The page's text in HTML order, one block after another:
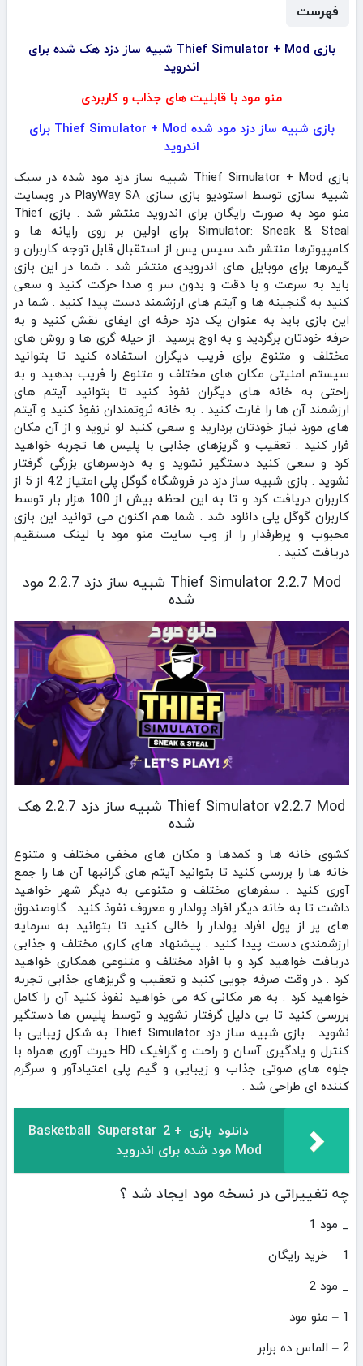
فهرست
بازی Thief Simulator + Mod شبیه ساز دزد هک شده برای
اندروید
منو مود با قابلیت های جذاب و کاربردی
بازی شبیه ساز دزد مود شده Thief Simulator + Mod برای
اندروید
بازی Thief Simulator + Mod شبیه ساز دزد مود شده در سبک
شبیه سازی توسط استودیو بازی سازی PlayWay SA در وبسایت
منو مود به صورت رایگان برای اندروید منتشر شد . بازی Thief
Simulator: Sneak & Steal برای اولین بر روی رایانه ها و
کامپیوترها منتشر شد سپس پس از استقبال قابل توجه کاربران و
گیمرها برای موبایل های اندرویدی منتشر شد . شما در این بازی
باید به سرعت و با دقت و بدون سر و صدا حرکت کنید و سعی
کنید به گنجینه ها و آیتم های ارزشمند دست پیدا کنید . شما در
این بازی باید به عنوان یک دزد حرفه ای ایفای نقش کنید و به
حرفه خودتان برگردید و به اوج برسید . از حیله گری ها و روش های
مختلف و متنوع برای فریب دیگران استفاده کنید تا بتوانید
سیستم امنیتی مکان های مختلف و متنوع را فریب بدهید و به
راحتی به خانه های دیگران نفوذ کنید تا بتوانید آیتم های
ارزشمند آن ها را غارت کنید . به خانه ثروتمندان نفوذ کنید و آیتم
های مورد نیاز خودتان بردارید و سعی کنید لو نروید و از آن مکان
فرار کنید . تعقیب و گریزهای جذابی با پلیس ها تجربه خواهید
کرد و سعی کنید دستگیر نشوید و به دردسرهای بزرگی گرفتار
نشوید . بازی شبیه ساز دزد در فروشگاه گوگل پلی امتیاز 4.2 از 5 از
کاربران دریافت کرد و تا به این لحظه بیش از 100 هزار بار توسط
کاربران گوگل پلی دانلود شد . شما هم اکنون می توانید این بازی
محبوب و پرطرفدار را از وب سایت منو مود با لینک مستقیم
دریافت کنید .
Thief Simulator 2.2.7 Mod شبیه ساز دزد 2.2.7 مود
شده
Thief Simulator v2.2.7 Mod شبیه ساز دزد 2.2.7 هک
شده
کشوی خانه ها و کمدها و مکان های مخفی مختلف و متنوع
خانه ها را بررسی کنید تا بتوانید آیتم های گرانبها آن ها را جمع
آوری کنید . سفرهای مختلف و متنوعی به دیگر شهر خواهید
داشت تا به خانه دیگر افراد پولدار و معروف نفوذ کنید . گاوصندوق
های پر از پول افراد پولدار را خالی کنید تا بتوانید به سرمایه
ارزشمندی دست پیدا کنید . پیشنهاد های کاری مختلف و جذابی
دریافت خواهید کرد و با افراد مختلف و متنوعی همکاری خواهید
کرد . در وقت صرفه جویی کنید و تعقیب و گریزهای جذابی تجربه
خواهید کرد . به هر مکانی که می خواهید نفوذ کنید آن را کامل
بررسی کنید تا بی دلیل گرفتار نشوید و توسط پلیس ها دستگیر
نشوید . بازی شبیه ساز دزد Thief Simulator به شکل زیبایی با
کنترل و یادگیری آسان و راحت و گرافیک HD حیرت آوری همراه با
جلوه های صوتی جذاب و زیبایی و گیم پلی اعتیادآور و سرگرم
کننده ای طراحی شد .
دانلود بازی Basketball Superstar 2 +
Mod مود شده برای اندروید
چه تغییراتی در نسخه مود ایجاد شد ؟
_ مود 1
1 – خرید رایگان
_ مود 2
1 – منو مود
2 – الماس ده برابر